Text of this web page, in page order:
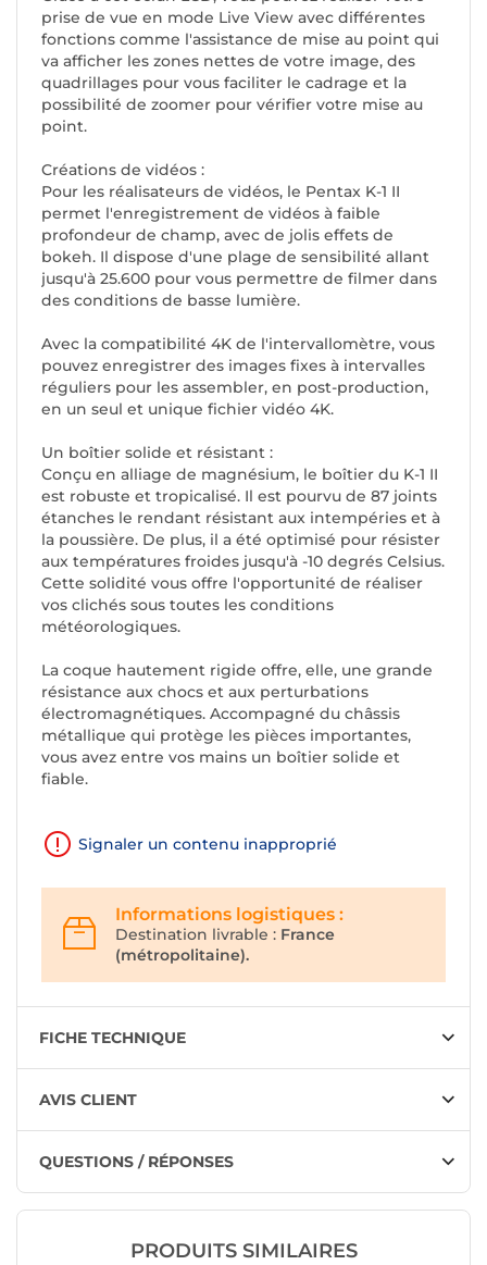
prise de vue en mode Live View avec différentes
fonctions comme l'assistance de mise au point qui
va afficher les zones nettes de votre image, des
quadrillages pour vous faciliter le cadrage et la
possibilité de zoomer pour vérifier votre mise au
point.
Créations de vidéos :
Pour les réalisateurs de vidéos, le Pentax K-1 II
permet l'enregistrement de vidéos à faible
profondeur de champ, avec de jolis effets de
bokeh. Il dispose d'une plage de sensibilité allant
jusqu'à 25.600 pour vous permettre de filmer dans
des conditions de basse lumière.
Avec la compatibilité 4K de l'intervallomètre, vous
pouvez enregistrer des images fixes à intervalles
réguliers pour les assembler, en post-production,
en un seul et unique fichier vidéo 4K.
Un boîtier solide et résistant :
Conçu en alliage de magnésium, le boîtier du K-1 II
est robuste et tropicalisé. Il est pourvu de 87 joints
étanches le rendant résistant aux intempéries et à
la poussière. De plus, il a été optimisé pour résister
aux températures froides jusqu'à -10 degrés Celsius.
Cette solidité vous offre l'opportunité de réaliser
vos clichés sous toutes les conditions
météorologiques.
La coque hautement rigide offre, elle, une grande
résistance aux chocs et aux perturbations
électromagnétiques. Accompagné du châssis
métallique qui protège les pièces importantes,
vous avez entre vos mains un boîtier solide et
fiable.
Signaler un contenu inapproprié
Informations logistiques :
Destination livrable : France
(métropolitaine).
FICHE TECHNIQUE
AVIS CLIENT
QUESTIONS / RÉPONSES
PRODUITS SIMILAIRES